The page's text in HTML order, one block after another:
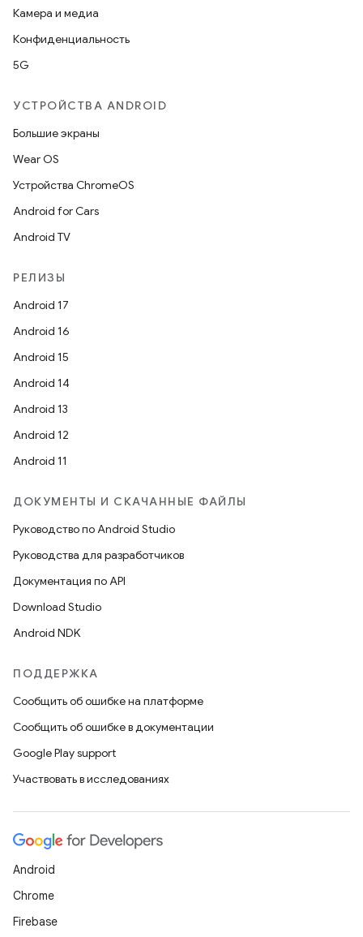
Камера и медиа
Конфиденциальность
5G
УСТРОЙСТВА ANDROID
Большие экраны
Wear OS
Устройства ChromeOS
Android for Cars
Android TV
РЕЛИЗЫ
Android 17
Android 16
Android 15
Android 14
Android 13
Android 12
Android 11
ДОКУМЕНТЫ И СКАЧАННЫЕ ФАЙЛЫ
Руководство по Android Studio
Руководства для разработчиков
Документация по API
Download Studio
Android NDK
ПОДДЕРЖКА
Сообщить об ошибке на платформе
Сообщить об ошибке в документации
Google Play support
Участвовать в исследованиях
Android
Chrome
Firebase